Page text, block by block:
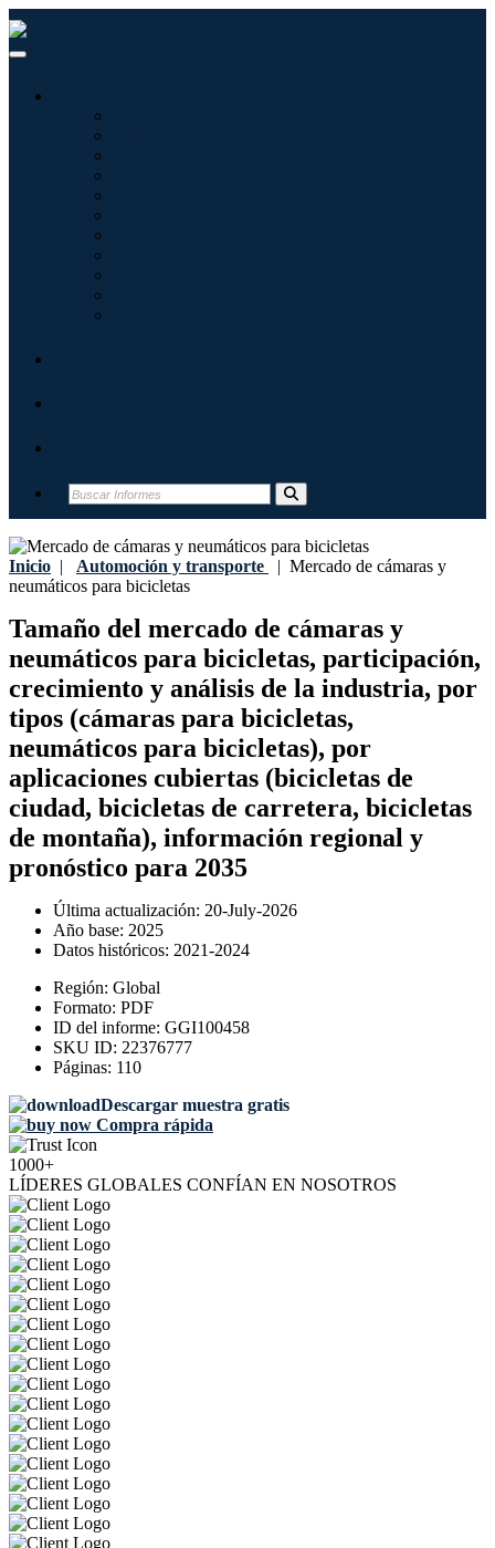
Inicio | Automoción y transporte | Mercado de cámaras y
neumáticos para bicicletas
Tamaño del mercado de cámaras y
neumáticos para bicicletas, participación,
crecimiento y análisis de la industria, por
tipos (cámaras para bicicletas,
neumáticos para bicicletas), por
aplicaciones cubiertas (bicicletas de
ciudad, bicicletas de carretera, bicicletas
de montaña), información regional y
pronóstico para 2035
Última actualización: 20-July-2026
Año base: 2025
Datos históricos: 2021-2024
Región: Global
Formato: PDF
ID del informe: GGI100458
SKU ID: 22376777
Páginas: 110
Descargar muestra gratis
Compra rápida
1000+
LÍDERES GLOBALES CONFÍAN EN NOSOTROS